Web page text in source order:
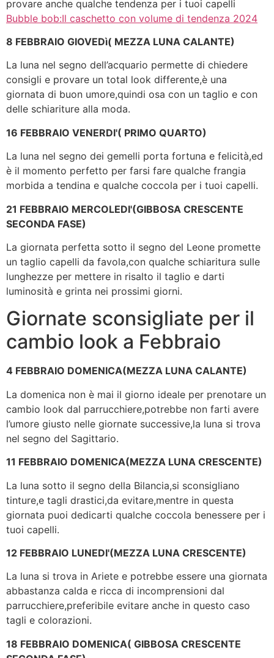
provare anche qualche tendenza per i tuoi capelli
Bubble bob:Il caschetto con volume di tendenza 2024
8 FEBBRAIO GIOVEDì( MEZZA LUNA CALANTE)
La luna nel segno dell’acquario permette di chiedere
consigli e provare un total look differente,è una
giornata di buon umore,quindi osa con un taglio e con
delle schiariture alla moda.
16 FEBBRAIO VENERDI'( PRIMO QUARTO)
La luna nel segno dei gemelli porta fortuna e felicità,ed
è il momento perfetto per farsi fare qualche frangia
morbida a tendina e qualche coccola per i tuoi capelli.
21 FEBBRAIO MERCOLEDI'(GIBBOSA CRESCENTE
SECONDA FASE)
La giornata perfetta sotto il segno del Leone promette
un taglio capelli da favola,con qualche schiaritura sulle
lunghezze per mettere in risalto il taglio e darti
luminosità e grinta nei prossimi giorni.
Giornate sconsigliate per il
cambio look a Febbraio
4 FEBBRAIO DOMENICA(MEZZA LUNA CALANTE)
La domenica non è mai il giorno ideale per prenotare un
cambio look dal parrucchiere,potrebbe non farti avere
l’umore giusto nelle giornate successive,la luna si trova
nel segno del Sagittario.
11 FEBBRAIO DOMENICA(MEZZA LUNA CRESCENTE)
La luna sotto il segno della Bilancia,si sconsigliano
tinture,e tagli drastici,da evitare,mentre in questa
giornata puoi dedicarti qualche coccola benessere per i
tuoi capelli.
12 FEBBRAIO LUNEDI'(MEZZA LUNA CRESCENTE)
La luna si trova in Ariete e potrebbe essere una giornata
abbastanza calda e ricca di incomprensioni dal
parrucchiere,preferibile evitare anche in questo caso
tagli e colorazioni.
18 FEBBRAIO DOMENICA( GIBBOSA CRESCENTE